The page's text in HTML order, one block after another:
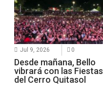
Jul 9, 2026 0
Desde mañana, Bello
vibrará con las Fiestas
del Cerro Quitasol